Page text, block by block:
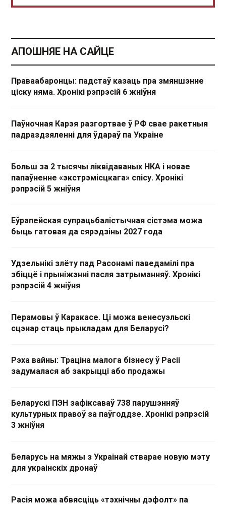
АПОШНЯЕ НА САЙЦЕ
Праваабаронцы: падстаў казаць пра змяншэнне
ціску няма. Хронікі рэпрэсій 6 жніўня
Паўночная Карэя разгортвае ў РФ свае ракетныя
падраздзяленні для ўдараў па Украіне
Больш за 2 тысячы ліквідаваных НКА і новае
папаўненне «экстрэмісцкага» спісу. Хронікі
рэпрэсій 5 жніўня
Еўрапейская супрацьбалістычная сістэма можа
быць гатовая да сярэдзіны 2027 года
Удзельнікі злёту пад Расонамі паведамілі пра
збіццё і прыніжэнні пасля затрыманняў. Хронікі
рэпрэсій 4 жніўня
Перамовы ў Каракасе. Ці можа венесуэльскі
сцэнар стаць прыкладам для Беларусі?
Рэха вайны: Траціна малога бізнесу ў Расіі
задумалася аб закрыцці або продажы
Беларускі ПЭН зафіксаваў 738 парушэнняў
культурных правоў за паўгоддзе. Хронікі рэпрэсій
3 жніўня
Беларусь на мяжы з Украінай стварае новую мэту
для украінскіх дронаў
Расія можа абвясціць «тэхнічны дэфолт» па